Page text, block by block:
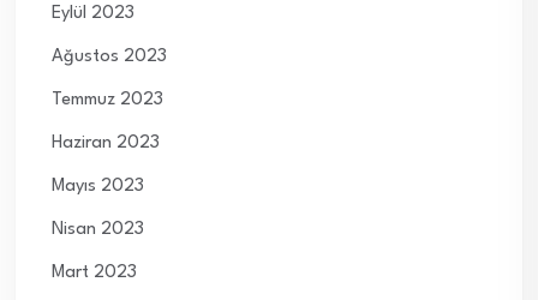
Eylül 2023
Ağustos 2023
Temmuz 2023
Haziran 2023
Mayıs 2023
Nisan 2023
Mart 2023